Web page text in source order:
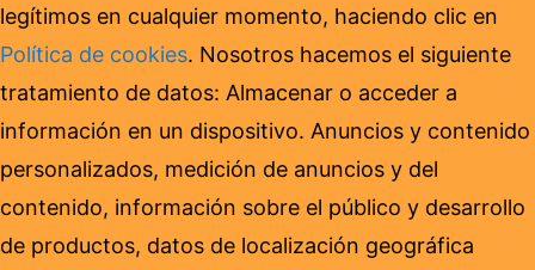
legítimos en cualquier momento, haciendo clic en
Política de cookies. Nosotros hacemos el siguiente
tratamiento de datos: Almacenar o acceder a
información en un dispositivo. Anuncios y contenido
personalizados, medición de anuncios y del
contenido, información sobre el público y desarrollo
de productos, datos de localización geográfica